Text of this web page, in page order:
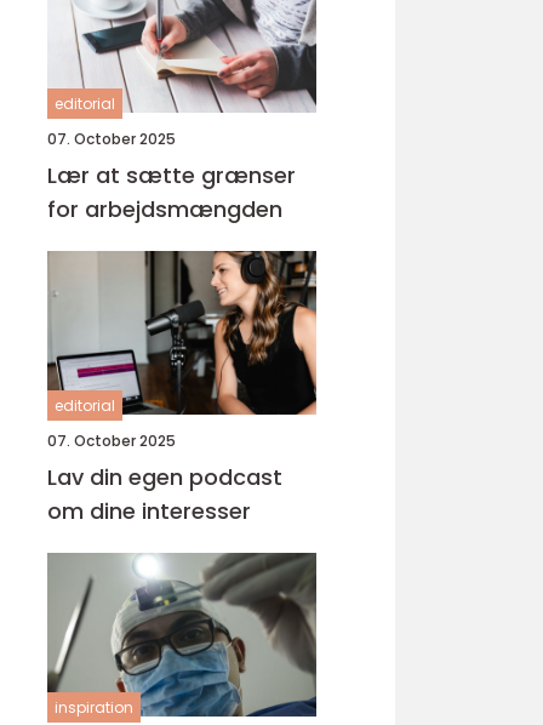
editorial
07. October 2025
Lær at sætte grænser
for arbejdsmængden
editorial
07. October 2025
Lav din egen podcast
om dine interesser
inspiration